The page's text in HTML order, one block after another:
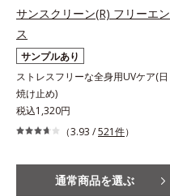
サンスクリーン(R) フリーエン
ス
サンプルあり
ストレスフリーな全身用UVケア(日
焼け止め)
税込1,320円
（3.93 /521件）
通常商品を選ぶ